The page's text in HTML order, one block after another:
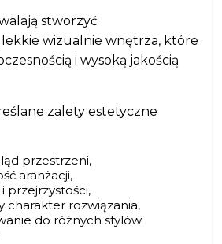
stworzyć
wizualnie wnętrza, które
i wysoką jakością
zalety estetyczne
przestrzeni,
aranżacji,
przejrzystości,
charakter rozwiązania,
do różnych stylów